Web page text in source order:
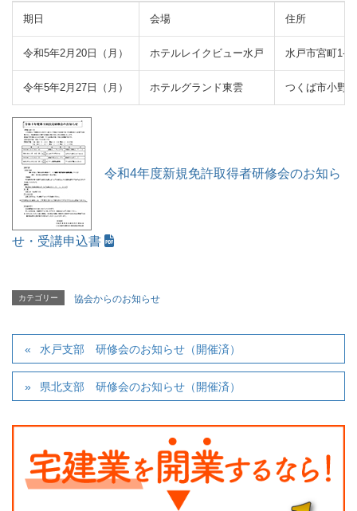
期⽇ 会場 住所
令和5年2月20日（月） ホテルレイクビュー水戸 水戸市宮町1-6-
令年5年2月27日（月） ホテルグランド東雲 つくば市小野
令和4年度新規免許取得者研修会のお知ら
せ・受講申込書
カテゴリー 協会からのお知らせ
水戸支部 研修会のお知らせ（開催済）
県北支部 研修会のお知らせ（開催済）